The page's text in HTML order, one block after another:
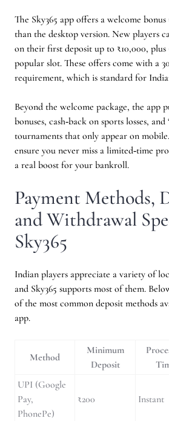
The Sky365 app offers a welcome
than the desktop version. New players
on their first deposit up to ₹10,000, plus
popular slot. These offers come with a
requirement, which is standard for
Beyond the welcome package, the app
bonuses, cash‑back on sports losses,
tournaments that only appear on
ensure you never miss a limited‑time
a real boost for your bankroll.
Payment Methods,
and Withdrawal
Sky365
Indian players appreciate a variety of
and Sky365 supports most of them.
of the most common deposit methods
app.
Method
Minimum
Deposit
UPI (Google
Pay,
PhonePe)
₹200 Instant